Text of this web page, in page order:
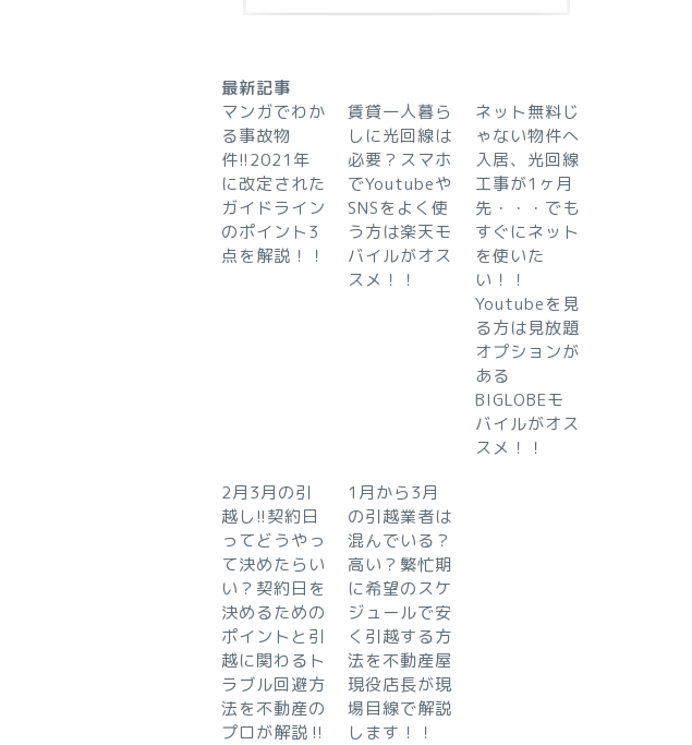
最新記事
マンガでわか
る事故物
件!!2021年
に改定された
ガイドライン
のポイント3
点を解説！！
賃貸一人暮ら
しに光回線は
必要？スマホ
でYoutubeや
SNSをよく使
う方は楽天モ
バイルがオス
スメ！！
ネット無料じ
ゃない物件へ
入居、光回線
工事が1ヶ月
先・・・でも
すぐにネット
を使いた
い！！
Youtubeを見
る方は見放題
オプションが
ある
BIGLOBEモ
バイルがオス
スメ！！
2月3月の引
越し!!契約日
ってどうやっ
て決めたらい
い？契約日を
決めるための
ポイントと引
越に関わるト
ラブル回避方
法を不動産の
プロが解説‼︎
1月から3月
の引越業者は
混んでいる？
高い？繁忙期
に希望のスケ
ジュールで安
く引越する方
法を不動産屋
現役店長が現
場目線で解説
します！！